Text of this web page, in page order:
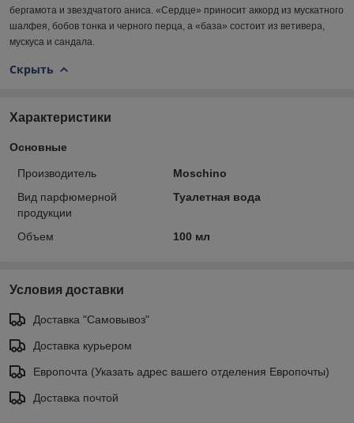
бергамота и звездчатого аниса. «Сердце» приносит аккорд из мускатного
шалфея, бобов тонка и черного перца, а «база» состоит из ветивера,
мускуса и сандала.
Скрыть
Характеристики
Основные
Производитель
Moschino
Вид парфюмерной
продукции
Туалетная вода
Объем 100 мл
Условия доставки
Доставка "Самовывоз"
Доставка курьером
Европочта (Указать адрес вашего отделения Европочты)
Доставка почтой